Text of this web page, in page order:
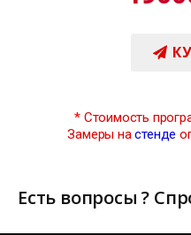
* Стоимость
Замеры настенде
Есть вопросы ?